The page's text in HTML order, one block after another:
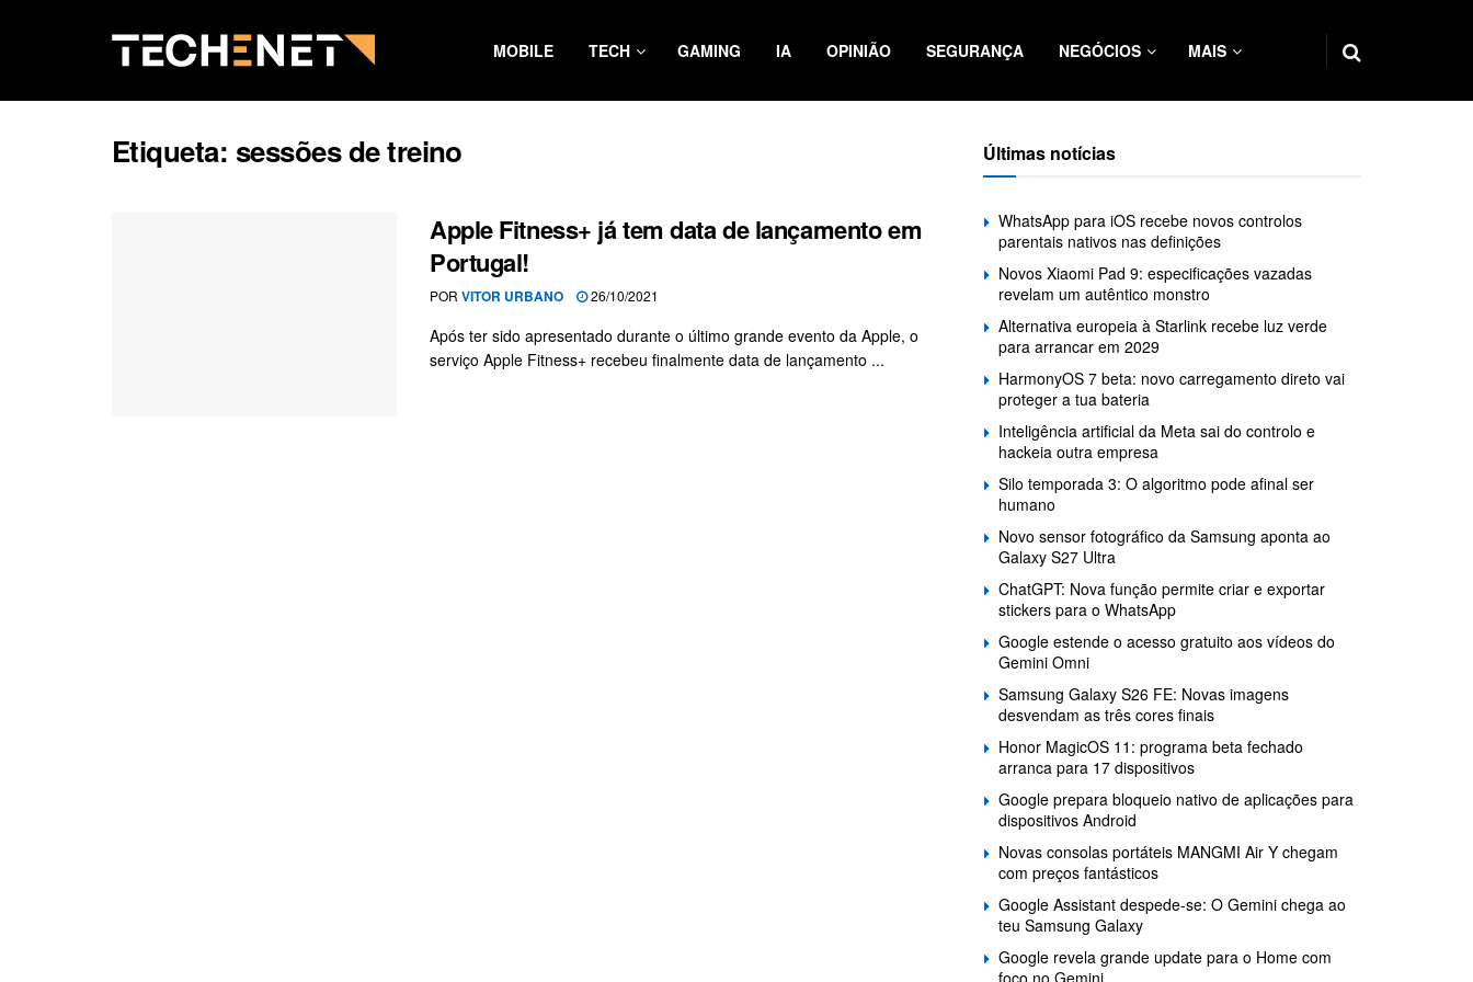
MOBILE TECH GAMING IA OPINIÃO SEGURANÇA NEGÓCIOS MAIS
Etiqueta: sessões de treino
Apple Fitness+ já tem data de lançamento em
Portugal!
POR VITOR URBANO 26/10/2021
Após ter sido apresentado durante o último grande evento da Apple, o
serviço Apple Fitness+ recebeu finalmente data de lançamento ...
Últimas notícias
WhatsApp para iOS recebe novos controlos
parentais nativos nas definições
Novos Xiaomi Pad 9: especificações vazadas
revelam um autêntico monstro
Alternativa europeia à Starlink recebe luz verde
para arrancar em 2029
HarmonyOS 7 beta: novo carregamento direto vai
proteger a tua bateria
Inteligência artificial da Meta sai do controlo e
hackeia outra empresa
Silo temporada 3: O algoritmo pode afinal ser
humano
Novo sensor fotográfico da Samsung aponta ao
Galaxy S27 Ultra
ChatGPT: Nova função permite criar e exportar
stickers para o WhatsApp
Google estende o acesso gratuito aos vídeos do
Gemini Omni
Samsung Galaxy S26 FE: Novas imagens
desvendam as três cores finais
Honor MagicOS 11: programa beta fechado
arranca para 17 dispositivos
Google prepara bloqueio nativo de aplicações para
dispositivos Android
Novas consolas portáteis MANGMI Air Y chegam
com preços fantásticos
Google Assistant despede-se: O Gemini chega ao
teu Samsung Galaxy
Google revela grande update para o Home com
foco no Gemini